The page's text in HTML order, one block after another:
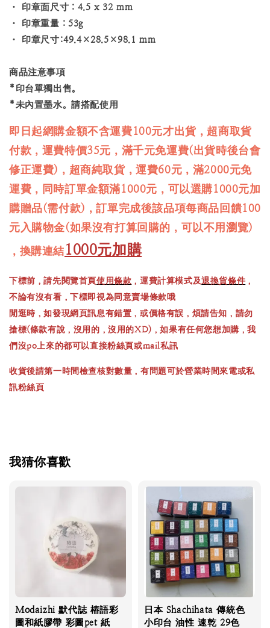
・ 印章面尺寸：4.5 x 32 mm
・ 印章重量：53g
・ 印章尺寸:49.4×28.5×98.1 mm
商品注意事項
*印台單獨出售。
*未內置墨水。請搭配使用
即日起網購金額不含運費100元才出貨，超商取貨
付款，運費特價35元，滿千元免運費(出貨時後台會
修正運費)，超商純取貨，運費60元，滿2000元免
運費，同時訂單金額滿1000元，可以選購1000元加
購贈品(需付款)，訂單完成後該品項每商品回饋100
元入購物金(如果沒有打算回購的，可以不用瀏覽)
，換購連結1000元加購
下標前，請先閱覽首頁使用條款 ，運費計算模式及退換貨條件 ，
不論有沒有看，下標即視為同意賣場條款哦
閒逛時，如發現網頁訊息有錯置，或價格有誤，煩請告知，請勿
搶標(條款有說，沒用的，沒用的XD)，如果有任何您想加購，我
們沒po上來的都可以直接粉絲頁或mail私訊
收貨後請第一時間檢查核對數量，有問題可於營業時間來電或私
訊粉絲頁
我猜你喜歡
Modaizhi 默代誌 樁語彩
圖和紙膠帶 彩圖pet 紙
日本 Shachihata 傳統色
小印台 油性 速乾 29色